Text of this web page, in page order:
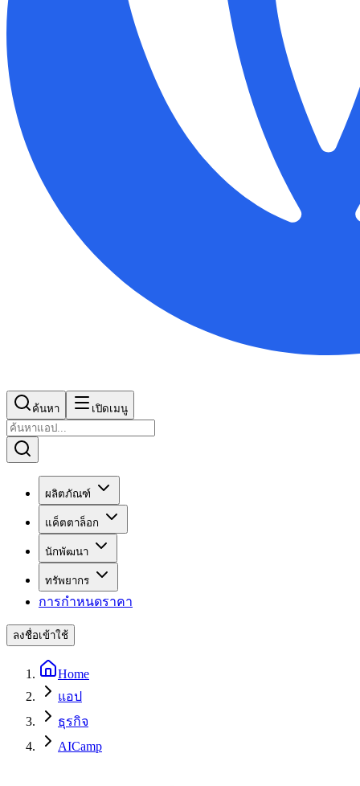
ค้นหา เปิดเมนู
ผลิตภัณฑ์
แค็ตตาล็อก
นักพัฒนา
ทรัพยากร
การกำหนดราคา
ลงชื่อเข้าใช้
Home
แอป
ธุรกิจ
AICamp